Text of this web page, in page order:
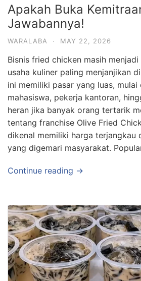
Apakah Buka
Jawabannya!
WARALABA · MAY 22, 2026
Bisnis fried chicken masih
usaha kuliner paling menjanjikan
ini memiliki pasar yang luas, mulai
mahasiswa, pekerja kantoran,
heran jika banyak orang tertarik
tentang franchise Olive Fried
dikenal memiliki harga terjangkau
yang digemari masyarakat.
Continue reading →